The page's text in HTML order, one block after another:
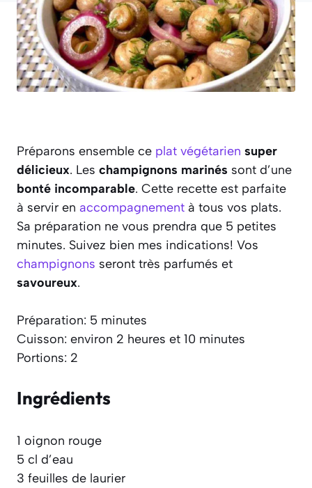
Préparons ensemble ce plat végétarien super
délicieux. Les champignons marinés sont d’une
bonté incomparable. Cette recette est parfaite
à servir en accompagnement à tous vos plats.
Sa préparation ne vous prendra que 5 petites
minutes. Suivez bien mes indications! Vos
champignons seront très parfumés et
savoureux.
Préparation: 5 minutes
Cuisson: environ 2 heures et 10 minutes
Portions: 2
Ingrédients
1 oignon rouge
5 cl d’eau
3 feuilles de laurier